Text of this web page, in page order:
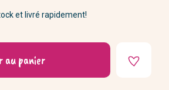
et livré rapidement!
au panier